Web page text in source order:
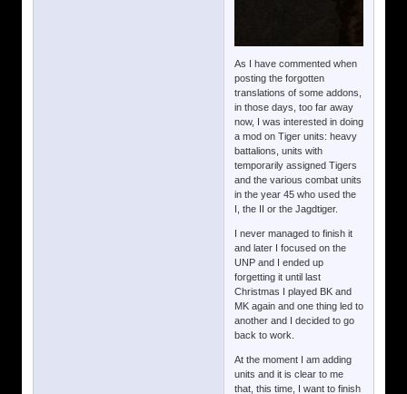
As I have commented when
posting the forgotten
translations of some addons,
in those days, too far away
now, I was interested in doing
a mod on Tiger units: heavy
battalions, units with
temporarily assigned Tigers
and the various combat units
in the year 45 who used the
I, the II or the Jagdtiger.
I never managed to finish it
and later I focused on the
UNP and I ended up
forgetting it until last
Christmas I played BK and
MK again and one thing led to
another and I decided to go
back to work.
At the moment I am adding
units and it is clear to me
that, this time, I want to finish